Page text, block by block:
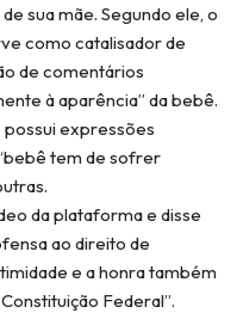
sua mãe. Segundo ele, o
como catalisador de
de comentários
à aparência” da bebê.
expressões
tem de sofrer
da plataforma e disse
ao direito de
e a honra também
Federal”.